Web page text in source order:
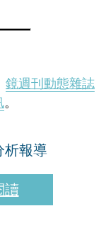
鏡週刊動態雜誌
。
析報導
讀